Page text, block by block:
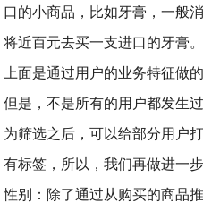
口的小商品，比如牙膏，一般
将近百元去买一支进口的牙膏。
上面是通过用户的业务特征做的
但是，不是所有的用户都发生
为筛选之后，可以给部分用户
有标签，所以，我们再做进一步
性别：除了通过从购买的商品